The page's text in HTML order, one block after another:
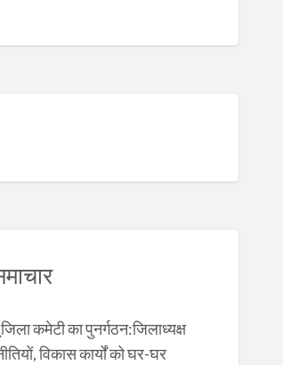
कमेटी का पुनर्गठन:जिलाध्यक्ष
विकास कार्यों को घर-घर